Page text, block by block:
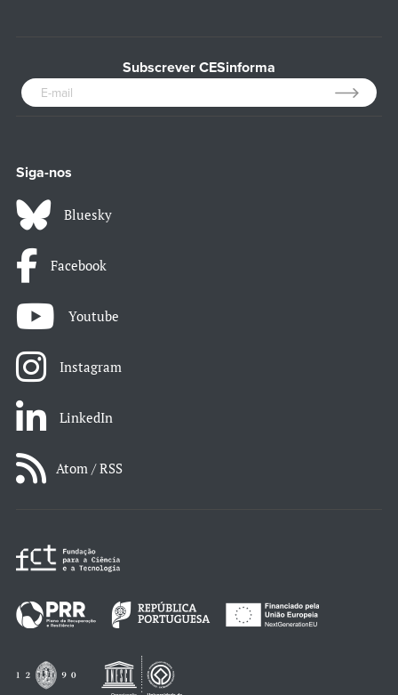
Subscrever CESinforma
Siga-nos
Bluesky
Facebook
Youtube
Instagram
LinkedIn
Atom / RSS